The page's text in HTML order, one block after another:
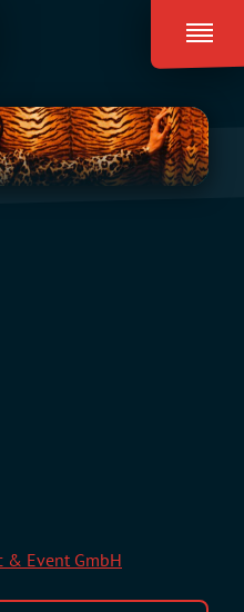
& Event GmbH